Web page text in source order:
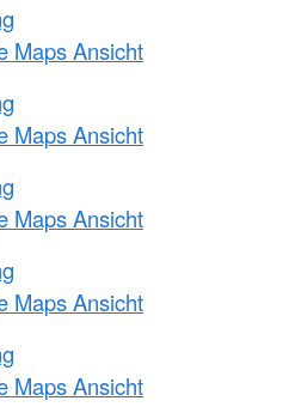
Maps Ansicht
Maps Ansicht
Maps Ansicht
Maps Ansicht
Maps Ansicht